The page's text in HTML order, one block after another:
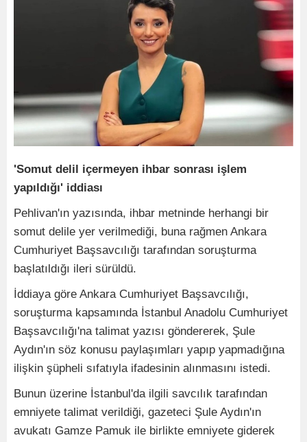
'Somut delil içermeyen ihbar sonrası işlem
yapıldığı' iddiası
Pehlivan'ın yazısında, ihbar metninde herhangi bir
somut delile yer verilmediği, buna rağmen Ankara
Cumhuriyet Başsavcılığı tarafından soruşturma
başlatıldığı ileri sürüldü.
İddiaya göre Ankara Cumhuriyet Başsavcılığı,
soruşturma kapsamında İstanbul Anadolu Cumhuriyet
Başsavcılığı'na talimat yazısı göndererek, Şule
Aydın'ın söz konusu paylaşımları yapıp yapmadığına
ilişkin şüpheli sıfatıyla ifadesinin alınmasını istedi.
Bunun üzerine İstanbul'da ilgili savcılık tarafından
emniyete talimat verildiği, gazeteci Şule Aydın'ın
avukatı Gamze Pamuk ile birlikte emniyete giderek